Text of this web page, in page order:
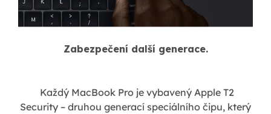
Zabezpečení další generace.
Každý MacBook Pro je vybavený Apple T2
Security – druhou generací speciálního čipu, který